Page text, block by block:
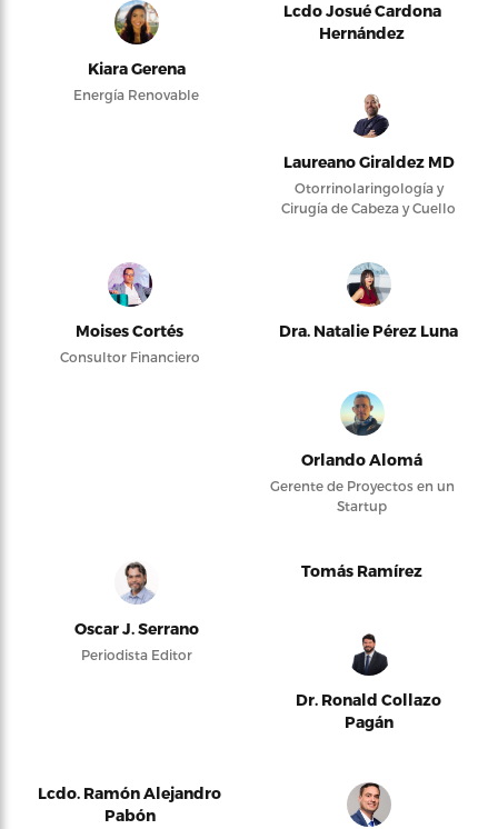
Kiara Gerena
Energía Renovable
Lcdo Josué Cardona
Hernández
Laureano Giraldez MD
Otorrinolaringología y
Cirugía de Cabeza y Cuello
Moises Cortés
Consultor Financiero
Dra. Natalie Pérez Luna
Orlando Alomá
Gerente de Proyectos en un
Startup
Oscar J. Serrano
Periodista Editor
Tomás Ramírez
Dr. Ronald Collazo
Pagán
Lcdo. Ramón Alejandro
Pabón